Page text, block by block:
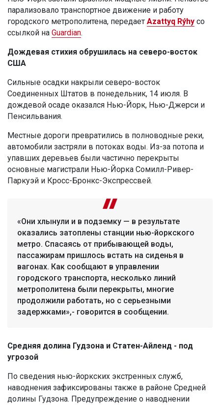
парализовало транспортное движение и работу
городского метрополитена, передает Azattyq Rýhy со
ссылкой на Guardian.
Дождевая стихия обрушилась на северо-восток
США
Сильные осадки накрыли северо-восток
Соединенных Штатов в понедельник, 14 июля. В
дождевой осаде оказался Нью-Йорк, Нью-Джерси и
Пенсильвания.
Местные дороги превратились в полноводные реки,
автомобили застряли в потоках воды. Из-за потопа и
упавших деревьев были частично перекрыты
основные магистрали Нью-Йорка Сомилл-Ривер-
Паркуэй и Кросс-Бронкс-Экспрессвей.
«Они хлынули и в подземку — в результате
оказались затоплены станции нью-йоркского
метро. Спасаясь от прибывающей воды,
пассажирам пришлось встать на сиденья в
вагонах. Как сообщают в управлении
городского транспорта, несколько линий
метрополитена были перекрыты, многие
продолжили работать, но с серьезными
задержками»,- говорится в сообщении.
Средняя долина Гудзона и Статен-Айленд - под
угрозой
По сведения нью-йоркских экстренных служб,
наводнения зафиксированы также в районе Средней
долины Гудзона. Предупреждение о наводнении